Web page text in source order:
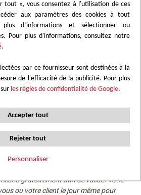
tout », vous consentez à l'utilisation de ces
aux paramètres des cookies à tout
d’informations et sélectionner ou
Pour plus d'informations, consultez notre
.
par ce fournisseur sont destinées à la
de l'efficacité de la publicité. Pour plus
les règles de confidentialité de Google.
Accepter tout
Rejeter tout
Personnaliser
apaisante et moderne, idéale
et contemporains.
gratuitement afin de valider votre
ou votre client le jour même pour
vérifier la teinte recherchée avec un